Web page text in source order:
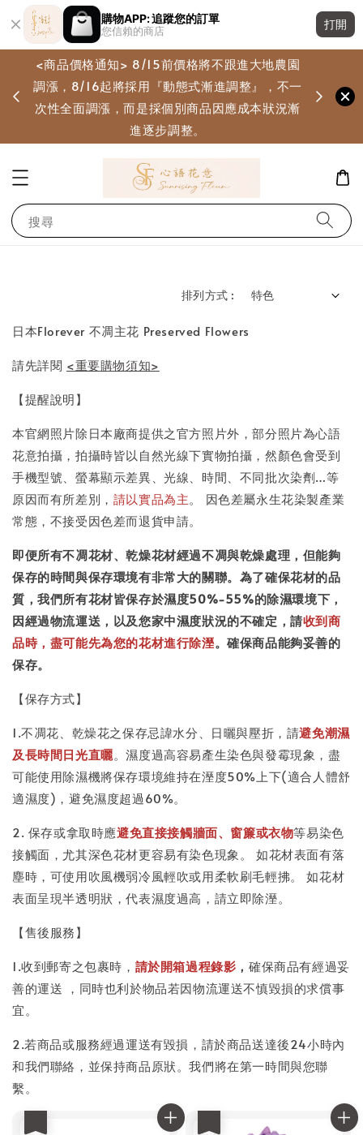
購物APP: 追蹤您的訂單
您信賴的商店
打開
<商品價格通知> 8/15前價格將不跟進大地農園
調漲，8/16起將採用『動態式漸進調整』，不一
次性全面調漲，而是採個別商品因應成本狀況漸
進逐步調整。
搜尋
排列方式 :
日本Florever 不凋主花 Preserved Flowers
請先詳閱 <重要購物須知>
【提醒說明】
本官網照片除日本廠商提供之官方照片外，部分照片為心語
花意拍攝，拍攝時皆以自然光線下實物拍攝，然顏色會受到
手機型號、螢幕顯示差異、光線、時間、不同批次染劑…等
原因而有所差別， 請以實品為主。 因色差屬永生花染製產業
常態，不接受因色差而退貨申請。
即便所有不凋花材、乾燥花材經過不凋與乾燥處理，但能夠
保存的時間與保存環境有非常大的關聯。為了確保花材的品
質，我們所有花材皆保存於濕度50%-55%的除濕環境下，
因經過物流運送，以及您家中濕度狀況的不確定，請收到商
品時，盡可能先為您的花材進行除溼。確保商品能夠妥善的
保存。
【保存方式】
1.不凋花、乾燥花之保存忌諱水分、日曬與壓折，請避免潮濕
及長時間日光直曬。濕度過高容易產生染色與發霉現象，盡
可能使用除濕機將保存環境維持在溼度50%上下(適合人體舒
適濕度)，避免濕度超過60%。
2. 保存或拿取時應避免直接接觸牆面、窗簾或衣物等易染色
接觸面，尤其深色花材更容易有染色現象。 如花材表面有落
塵時，可使用吹風機弱冷風輕吹或用柔軟刷毛輕拂。 如花材
表面呈現半透明狀，代表濕度過高，請立即除溼。
【售後服務】
1.收到郵寄之包裹時， 請於開箱過程錄影 ，確保商品有經過妥
善的運送 ，同時也利於物品若因物流運送不慎毀損的求償事
宜。
2.若商品或服務經過運送有毀損，請於商品送達後24小時內
和我們聯絡，並保持商品原狀。我們將在第一時間與您聯
繫。